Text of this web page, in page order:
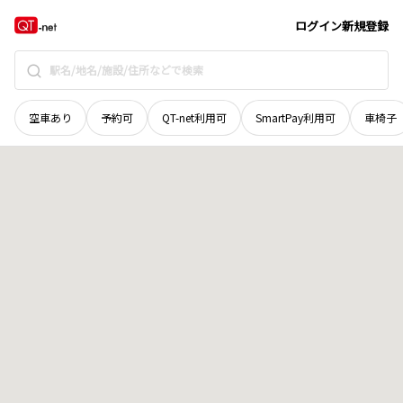
ログイン新規登録
空車あり 予約可 QT-net利用可 SmartPay利用可 車椅子
奈良県